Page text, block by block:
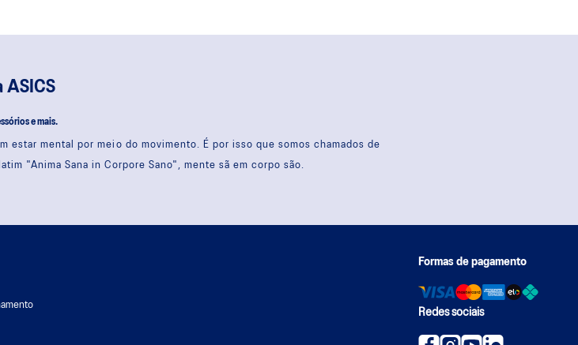
ASICS
e mais.
estar mental por meio do movimento. É por isso que somos chamados de
"Anima Sana in Corpore Sano", mente sã em corpo são.
Formas de pagamento
Redes sociais